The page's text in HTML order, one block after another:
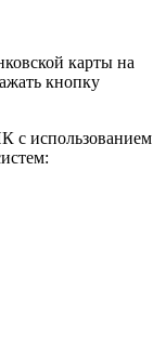
карты на
кнопку
с использованием